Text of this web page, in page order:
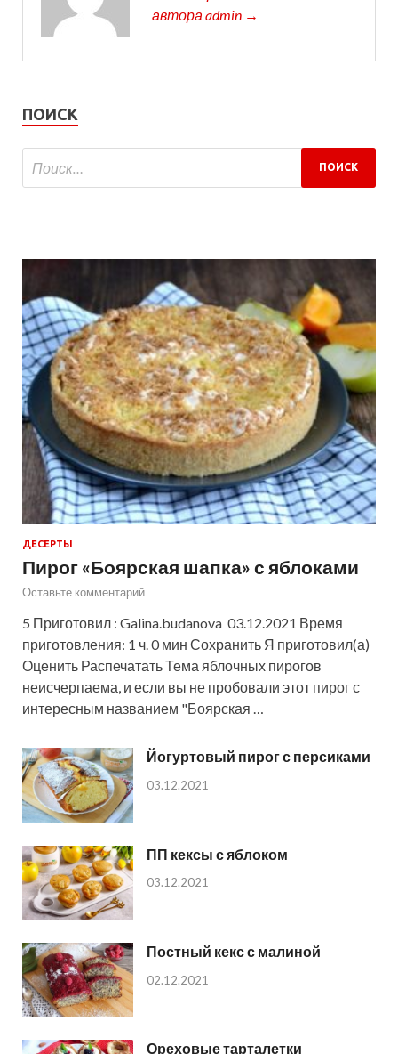
автора admin →
ПОИСК
ДЕСЕРТЫ
Пирог «Боярская шапка» с яблоками
Оставьте комментарий
5 Приготовил : Galina.budanova 03.12.2021 Время
приготовления: 1 ч. 0 мин Сохранить Я приготовил(а)
Оценить Распечатать Тема яблочных пирогов
неисчерпаема, и если вы не пробовали этот пирог с
интересным названием "Боярская …
Йогуртовый пирог с персиками
03.12.2021
ПП кексы с яблоком
03.12.2021
Постный кекс с малиной
02.12.2021
Ореховые тарталетки